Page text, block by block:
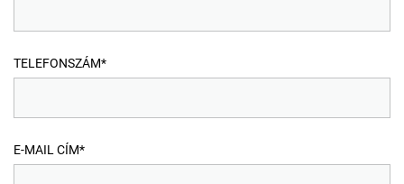
TELEFONSZÁM*
E-MAIL CÍM*